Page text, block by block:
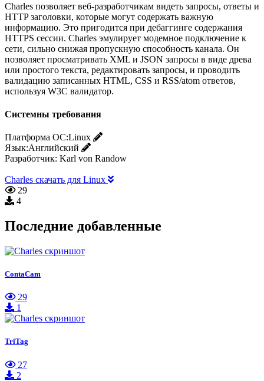
Charles позволяет веб-разработчикам видеть запросы, ответы и
HTTP заголовки, которые могут содержать важную
информацию. Это пригодится при дебаггинге содержания
HTTPS сессии. Charles эмулирует модемное подключение к
сети, сильно снижая пропускную способность канала. Он
позволяет просматривать XML и JSON запросы в виде древа
или простого текста, редактировать запросы, и проводить
валидацию записанных HTML, CSS и RSS/atom ответов,
используя W3C валидатор.
Системны требования
Платформа ОС:Linux
Язык:Английский
Разработчик: Karl von Randow
Charles скачать для Linux
29
4
Последние добавленные
ContaCam
29
1
TriTag
27
2